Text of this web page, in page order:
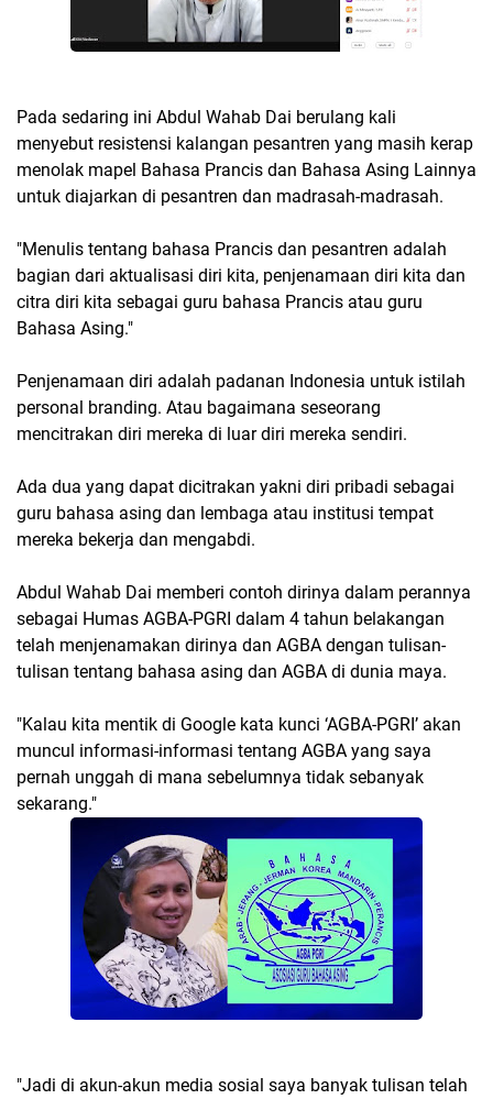
Pada sedaring ini Abdul Wahab Dai berulang kali
menyebut resistensi kalangan pesantren yang masih kerap
menolak mapel Bahasa Prancis dan Bahasa Asing Lainnya
untuk diajarkan di pesantren dan madrasah-madrasah.
"Menulis tentang bahasa Prancis dan pesantren adalah
bagian dari aktualisasi diri kita, penjenamaan diri kita dan
citra diri kita sebagai guru bahasa Prancis atau guru
Bahasa Asing."
Penjenamaan diri adalah padanan Indonesia untuk istilah
personal branding. Atau bagaimana seseorang
mencitrakan diri mereka di luar diri mereka sendiri.
Ada dua yang dapat dicitrakan yakni diri pribadi sebagai
guru bahasa asing dan lembaga atau institusi tempat
mereka bekerja dan mengabdi.
Abdul Wahab Dai memberi contoh dirinya dalam perannya
sebagai Humas AGBA-PGRI dalam 4 tahun belakangan
telah menjenamakan dirinya dan AGBA dengan tulisan-
tulisan tentang bahasa asing dan AGBA di dunia maya.
"Kalau kita mentik di Google kata kunci ‘AGBA-PGRI’ akan
muncul informasi-informasi tentang AGBA yang saya
pernah unggah di mana sebelumnya tidak sebanyak
sekarang."
"Jadi di akun-akun media sosial saya banyak tulisan telah